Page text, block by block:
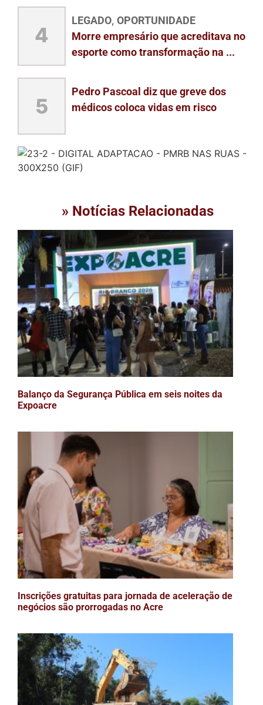
4
LEGADO, OPORTUNIDADE
Morre empresário que acreditava no
esporte como transformação na ...
5
Pedro Pascoal diz que greve dos
médicos coloca vidas em risco
» Notícias Relacionadas
Balanço da Segurança Pública em seis noites da
Expoacre
Inscrições gratuitas para jornada de aceleração de
negócios são prorrogadas no Acre